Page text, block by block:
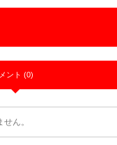
ント (0)
ん。